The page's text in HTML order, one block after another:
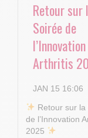
Retour sur
Soirée de
l’Innovation
Arthritis
JAN 15 16:06
Retour sur
de l’Innovation
2025